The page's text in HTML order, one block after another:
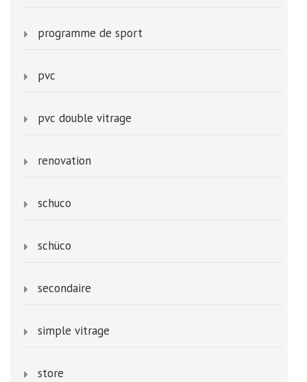
programme de sport
pvc
pvc double vitrage
renovation
schuco
schüco
secondaire
simple vitrage
store